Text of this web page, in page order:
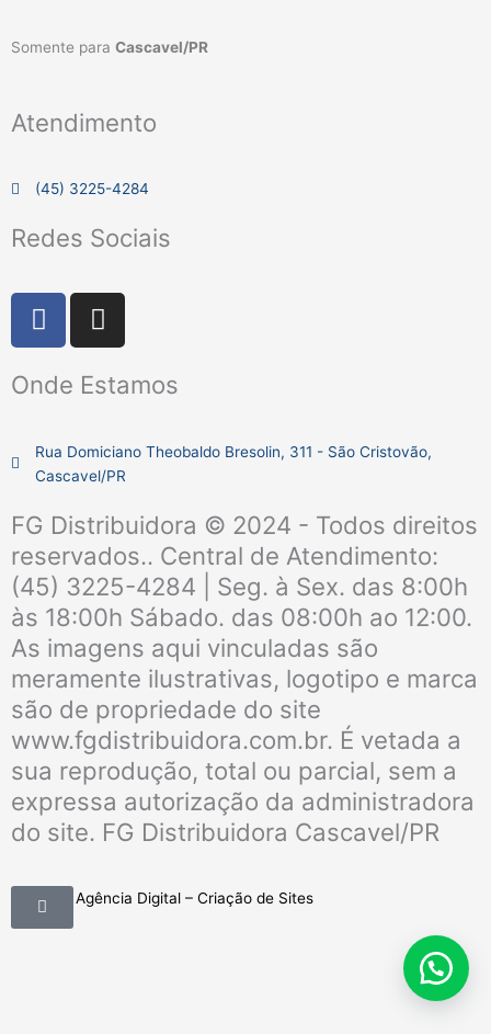
Somente para Cascavel/PR
Atendimento
(45) 3225-4284
Redes Sociais
F
a
e
o
o
I
n
t
g
r
m
Onde Estamos
Rua Domiciano Theobaldo Bresolin, 311 - São Cristovão,
Cascavel/PR
FG Distribuidora © 2024 - Todos direitos
reservados.. Central de Atendimento:
(45) 3225-4284 | Seg. à Sex. das 8:00h
às 18:00h Sábado. das 08:00h ao 12:00.
As imagens aqui vinculadas são
meramente ilustrativas, logotipo e marca
são de propriedade do site
www.fgdistribuidora.com.br. É vetada a
sua reprodução, total ou parcial, sem a
expressa autorização da administradora
do site. FG Distribuidora Cascavel/PR
Mobimkt Agência Digital – Criação de Sites